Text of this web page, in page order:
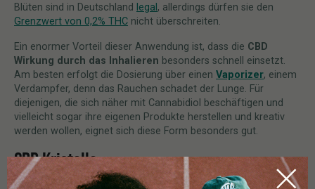
Blüten sind in Deutschland legal , allerdings dürfen sie den
Grenzwert von 0,2% THC nicht überschreiten.
Ein enormer Vorteil dieser Anwendung ist, dass die CBD
Wirkung durch das Inhalieren besonders schnell einsetzt.
Am besten erfolgt die Dosierung über einen Vaporizer, einem
Verdampfer, denn das Rauchen schadet der Lunge. Für
diejenigen, die sich näher mit Cannabidiol beschäftigen und
vielleicht sogar ihre eigenen Produkte herstellen und kreativ
werden wollen, eignet sich diese Form besonders gut.
CBD Kristalle
Die reinste Form von Cannabidiol sind CBD Kristalle . Der